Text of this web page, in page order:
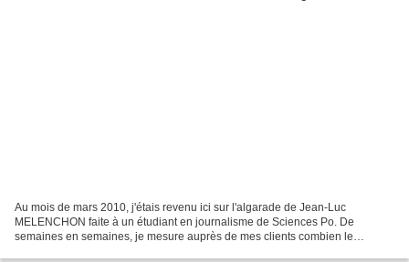
Au mois de mars 2010, j'étais revenu ici sur l'algarade de Jean-Luc
MELENCHON faite à un étudiant en journalisme de Sciences Po. De
semaines en semaines, je mesure auprès de mes clients combien le